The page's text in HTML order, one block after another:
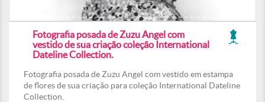
Fotografia posada de Zuzu Angel com
vestido de sua criação coleção International
Dateline Collection.
Fotografia posada de Zuzu Angel com vestido em estampa
de flores de sua criação para coleção International Dateline
Collection.